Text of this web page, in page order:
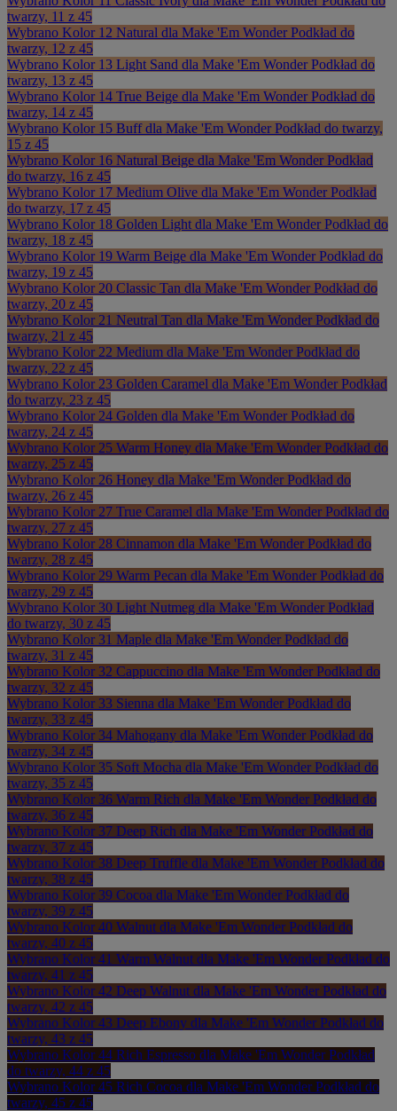
twarzy, 11 z 45
Wybrano Kolor 12 Natural dla Make 'Em Wonder Podkład do
twarzy, 12 z 45
Wybrano Kolor 13 Light Sand dla Make 'Em Wonder Podkład do
twarzy, 13 z 45
Wybrano Kolor 14 True Beige dla Make 'Em Wonder Podkład do
twarzy, 14 z 45
Wybrano Kolor 15 Buff dla Make 'Em Wonder Podkład do twarzy,
15 z 45
Wybrano Kolor 16 Natural Beige dla Make 'Em Wonder Podkład
do twarzy, 16 z 45
Wybrano Kolor 17 Medium Olive dla Make 'Em Wonder Podkład
do twarzy, 17 z 45
Wybrano Kolor 18 Golden Light dla Make 'Em Wonder Podkład do
twarzy, 18 z 45
Wybrano Kolor 19 Warm Beige dla Make 'Em Wonder Podkład do
twarzy, 19 z 45
Wybrano Kolor 20 Classic Tan dla Make 'Em Wonder Podkład do
twarzy, 20 z 45
Wybrano Kolor 21 Neutral Tan dla Make 'Em Wonder Podkład do
twarzy, 21 z 45
Wybrano Kolor 22 Medium dla Make 'Em Wonder Podkład do
twarzy, 22 z 45
Wybrano Kolor 23 Golden Caramel dla Make 'Em Wonder Podkład
do twarzy, 23 z 45
Wybrano Kolor 24 Golden dla Make 'Em Wonder Podkład do
twarzy, 24 z 45
Wybrano Kolor 25 Warm Honey dla Make 'Em Wonder Podkład do
twarzy, 25 z 45
Wybrano Kolor 26 Honey dla Make 'Em Wonder Podkład do
twarzy, 26 z 45
Wybrano Kolor 27 True Caramel dla Make 'Em Wonder Podkład do
twarzy, 27 z 45
Wybrano Kolor 28 Cinnamon dla Make 'Em Wonder Podkład do
twarzy, 28 z 45
Wybrano Kolor 29 Warm Pecan dla Make 'Em Wonder Podkład do
twarzy, 29 z 45
Wybrano Kolor 30 Light Nutmeg dla Make 'Em Wonder Podkład
do twarzy, 30 z 45
Wybrano Kolor 31 Maple dla Make 'Em Wonder Podkład do
twarzy, 31 z 45
Wybrano Kolor 32 Cappuccino dla Make 'Em Wonder Podkład do
twarzy, 32 z 45
Wybrano Kolor 33 Sienna dla Make 'Em Wonder Podkład do
twarzy, 33 z 45
Wybrano Kolor 34 Mahogany dla Make 'Em Wonder Podkład do
twarzy, 34 z 45
Wybrano Kolor 35 Soft Mocha dla Make 'Em Wonder Podkład do
twarzy, 35 z 45
Wybrano Kolor 36 Warm Rich dla Make 'Em Wonder Podkład do
twarzy, 36 z 45
Wybrano Kolor 37 Deep Rich dla Make 'Em Wonder Podkład do
twarzy, 37 z 45
Wybrano Kolor 38 Deep Truffle dla Make 'Em Wonder Podkład do
twarzy, 38 z 45
Wybrano Kolor 39 Cocoa dla Make 'Em Wonder Podkład do
twarzy, 39 z 45
Wybrano Kolor 40 Walnut dla Make 'Em Wonder Podkład do
twarzy, 40 z 45
Wybrano Kolor 41 Warm Walnut dla Make 'Em Wonder Podkład do
twarzy, 41 z 45
Wybrano Kolor 42 Deep Walnut dla Make 'Em Wonder Podkład do
twarzy, 42 z 45
Wybrano Kolor 43 Deep Ebony dla Make 'Em Wonder Podkład do
twarzy, 43 z 45
Wybrano Kolor 44 Rich Espresso dla Make 'Em Wonder Podkład
do twarzy, 44 z 45
Wybrano Kolor 45 Rich Cocoa dla Make 'Em Wonder Podkład do
twarzy, 45 z 45